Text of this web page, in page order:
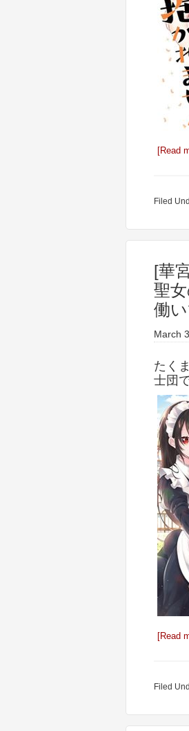
[Read
Filed
[華
聖
働
March
たく
士団
[Read
Filed